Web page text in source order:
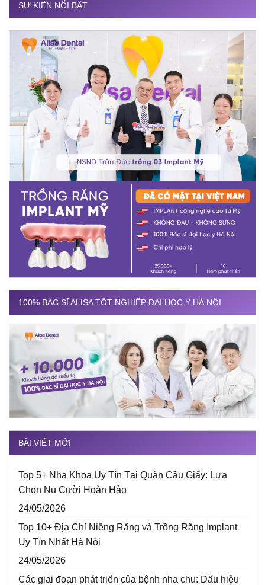
SỰ KIỆN NỔI BẬT
100% BÁC SĨ ALISA TỐT NGHIỆP ĐẠI HỌC Y HÀ NỘI
BÀI VIẾT MỚI
Top 5+ Nha Khoa Uy Tín Tại Quận Cầu Giấy: Lựa
Chọn Nụ Cười Hoàn Hảo
24/05/2026
Top 10+ Địa Chỉ Niềng Răng và Trồng Răng Implant
Uy Tín Nhất Hà Nội
24/05/2026
Các giai đoạn phát triển của bệnh nha chu: Dấu hiệu